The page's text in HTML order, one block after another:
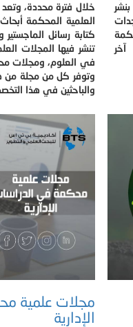
آخر
خلال فترة محددة،
العلمية المحكمة
كتابة رسائل
تنشر فيها المجلات
في العلوم، ومجلات
وتوفر كل من مجلة من
والباحثين في هذا
مجلات علمية
الإدارية